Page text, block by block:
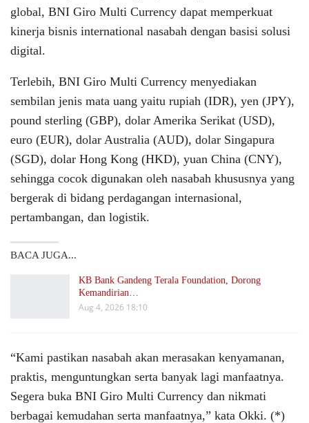
global, BNI Giro Multi Currency dapat memperkuat
kinerja bisnis international nasabah dengan basisi solusi
digital.
Terlebih, BNI Giro Multi Currency menyediakan
sembilan jenis mata uang yaitu rupiah (IDR), yen (JPY),
pound sterling (GBP), dolar Amerika Serikat (USD),
euro (EUR), dolar Australia (AUD), dolar Singapura
(SGD), dolar Hong Kong (HKD), yuan China (CNY),
sehingga cocok digunakan oleh nasabah khususnya yang
bergerak di bidang perdagangan internasional,
pertambangan, dan logistik.
BACA JUGA...
KB Bank Gandeng Terala Foundation, Dorong
Kemandirian…
Aug 4, 2026 18:10
“Kami pastikan nasabah akan merasakan kenyamanan,
praktis, menguntungkan serta banyak lagi manfaatnya.
Segera buka BNI Giro Multi Currency dan nikmati
berbagai kemudahan serta manfaatnya,” kata Okki. (*)